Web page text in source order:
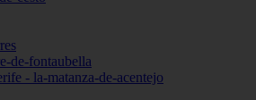
de-fontaubella
- la-matanza-de-acentejo